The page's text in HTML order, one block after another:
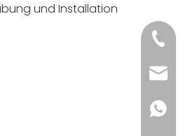
und Installation
+86
+86